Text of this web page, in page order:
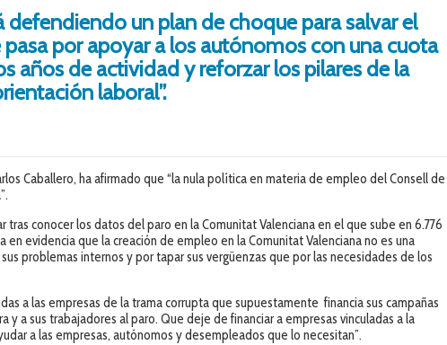
un plan de choque para salvar el
por apoyar a los autónomos con una cuota
años de actividad y reforzar los pilares de la
laboral”.
Caballero, ha afirmado que “la nula política en materia de empleo del Consell de
conocer los datos del paro en la Comunitat Valenciana en el que sube en 6.776
evidencia que la creación de empleo en la Comunitat Valenciana no es una
problemas internos y por tapar sus vergüenzas que por las necesidades de los
a las empresas de la trama corrupta que supuestamente financia sus campañas
y a sus trabajadores al paro. Que deje de financiar a empresas vinculadas a la
a las empresas, autónomos y desempleados que lo necesitan”.